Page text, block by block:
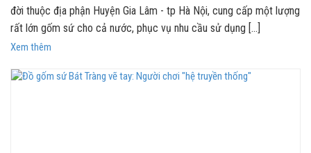
đời thuộc địa phận Huyện Gia Lâm - tp Hà Nội, cung cấp một lượng
rất lớn gốm sứ cho cả nước, phục vụ nhu cầu sử dụng [...]
Xem thêm